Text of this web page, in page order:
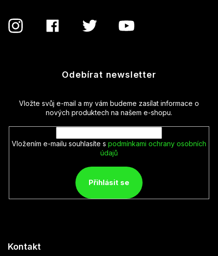
Odebírat newsletter
Vložte svůj e-mail a my vám budeme zasílat informace o
nových produktech na našem e-shopu.
Vložením e-mailu souhlasíte s podmínkami ochrany osobních
údajů
Přihlásit se
Kontakt